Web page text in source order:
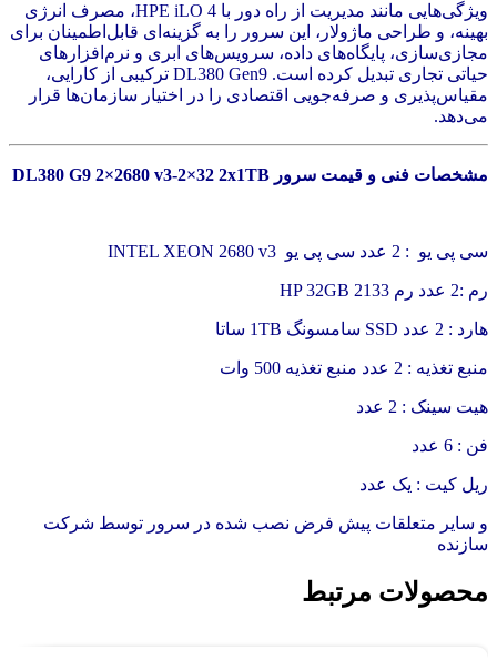
ویژگی‌هایی مانند مدیریت از راه دور با HPE iLO 4، مصرف انرژی
بهینه، و طراحی ماژولار، این سرور را به گزینه‌ای قابل‌اطمینان برای
مجازی‌سازی، پایگاه‌های داده، سرویس‌های ابری و نرم‌افزارهای
حیاتی تجاری تبدیل کرده است. DL380 Gen9 ترکیبی از کارایی،
مقیاس‌پذیری و صرفه‌جویی اقتصادی را در اختیار سازمان‌ها قرار
می‌دهد.
مشخصات فنی و قیمت سرور DL380 G9 2×2680 v3-2×32 2x1TB
سی پی یو : 2 عدد سی پی یو INTEL XEON 2680 v3
رم :2 عدد رم HP 32GB 2133
هارد : 2 عدد SSD سامسونگ 1TB ساتا
منبع تغذیه : 2 عدد منبع تغذیه 500 وات
هیت سینک : 2 عدد
فن : 6 عدد
ریل کیت : یک عدد
و سایر متعلقات پیش فرض نصب شده در سرور توسط شرکت
سازنده
محصولات مرتبط